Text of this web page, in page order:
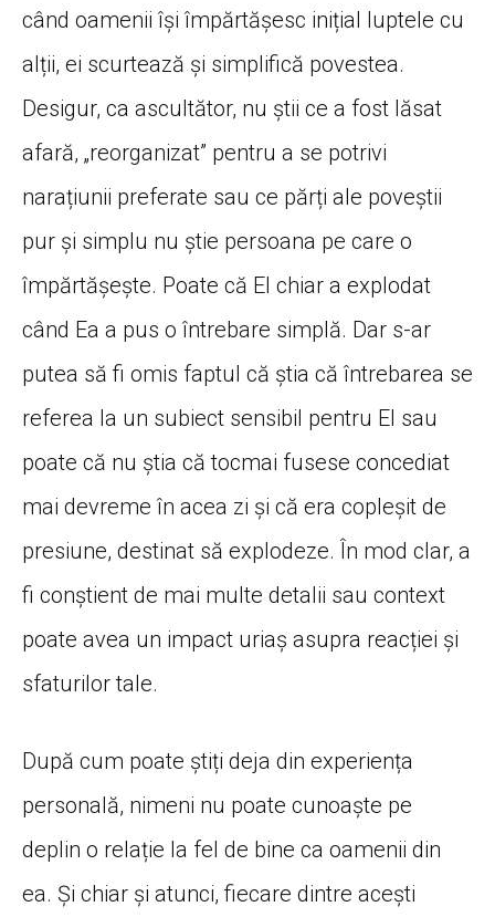
când oamenii își împărtășesc inițial luptele cu
alții, ei scurtează și simplifică povestea.
Desigur, ca ascultător, nu știi ce a fost lăsat
afară, „reorganizat” pentru a se potrivi
narațiunii preferate sau ce părți ale poveștii
pur și simplu nu știe persoana pe care o
împărtășește. Poate că El chiar a explodat
când Ea a pus o întrebare simplă. Dar s-ar
putea să fi omis faptul că știa că întrebarea se
referea la un subiect sensibil pentru El sau
poate că nu știa că tocmai fusese concediat
mai devreme în acea zi și că era copleșit de
presiune, destinat să explodeze. În mod clar, a
fi conștient de mai multe detalii sau context
poate avea un impact uriaș asupra reacției și
sfaturilor tale.
După cum poate știți deja din experiența
personală, nimeni nu poate cunoaște pe
deplin o relație la fel de bine ca oamenii din
ea. Și chiar și atunci, fiecare dintre acești